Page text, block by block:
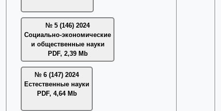
№ 5 (146) 2024
Социально-экономические
и общественные науки
PDF, 2,39 Mb
№ 6 (147) 2024
Естественные науки
PDF, 4,64 Mb